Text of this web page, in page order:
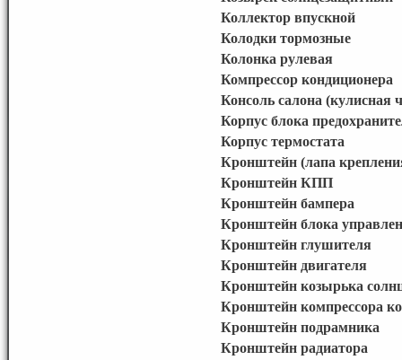
Коллектор впускной
Колодки тормозные
Колонка рулевая
Компрессор кондиционера
Консоль салона (кулисная
Корпус блока
Корпус термостата
Кронштейн (лапа
Кронштейн КПП
Кронштейн бампера
Кронштейн блока
Кронштейн глушителя
Кронштейн двигателя
Кронштейн козырька
Кронштейн компрессора
Кронштейн подрамника
Кронштейн радиатора